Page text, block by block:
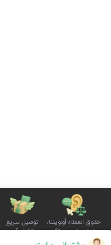
حقوق العملاء أولويتنا،
ونستمع إلى صوتكم
بوضوح واهتمام
توصيل سريع
وتغليف آمن